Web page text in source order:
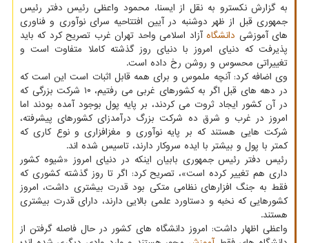
به گزارش نکسترو به نقل از ایسنا، محمود واعظی رئیس دفتر رئیس
جمهوری قبل از ظهر دوشنبه در آیین افتتاحیه سرای نوآوری و فناوری
های آموزشی دانشگاه آزاد اسلامی واحد تهران غرب تصریح کرد که باید
پذیرفت که دنیای امروز با دنیای روز گذشته کاملا متفاوت است و
تغییراتی محسوس و روشن رخ داده است.
وی اضافه کرد: آنچه ملموس و برای همه قابل اثبات است این است که
در دهه های قبل اگر به کشورهای غربی می رفتیم، ۱۰ شرکت بزرگی که
در آن کشور ایجاد ثروت می کردند، بر پایه پول بوجود آمده بودند اما
امروز در غرب و شرق ده شرکت بزرگ درآمدزای کشورهای پیشرفته،
شرکت هایی هستند که بر پایه نوآوری و مغزافزاری و نوع کاری که
کمتر با پول و بیشتر با ایده سروکار دارند، تاسیس شده اند.
رئیس دفتر رئیس جمهوری بابیان اینکه در دنیای امروز «شیوه کشور
داری هم تغییر کرده است»، تصریح کرد: اگر تا روز گذشته کشوری که
فقط به جنگ افزارهای نظامی متکی بود قدرت بیشتری داشت، امروز
کشورهایی که نخبه و دستاورد علمی بالایی دارند، دارای قدرت بیشتری
هستند.
واعظی اظهار داشت: امروز دانشگاه های کشور در حال فاصله گرفتن از